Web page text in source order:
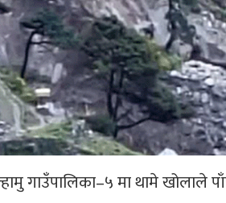
गाउँपालिका–५ मा थामे खोलाले